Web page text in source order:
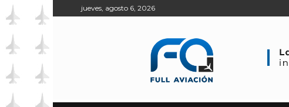
jueves, agosto 6, 2026